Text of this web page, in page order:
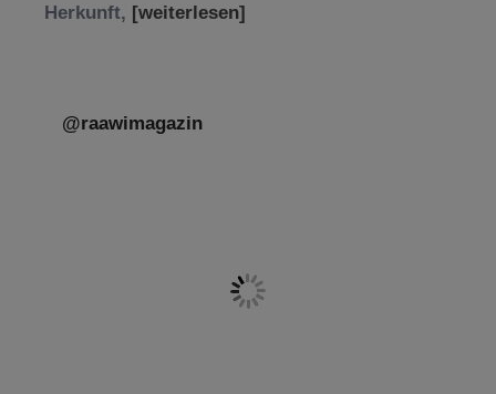
Herkunft, [weiterlesen]
@raawimagazin